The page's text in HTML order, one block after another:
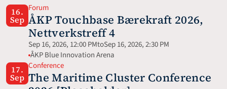
16.
Sep
Forum
ÅKP Touchbase Bærekraft 2026,
Nettverkstreff 4
Sep 16, 2026, 12:00 PMtoSep 16, 2026, 2:30 PM
ÅKP Blue Innovation Arena
17.
Sep
Conference
The Maritime Cluster Conference